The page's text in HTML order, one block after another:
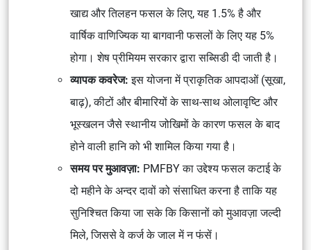
खाद्य और तिलहन फसल के लिए, यह 1.5% है और
वार्षिक वाणिज्यिक या बागवानी फसलों के लिए यह 5%
होगा। शेष प्रीमियम सरकार द्वारा सब्सिडी दी जाती है।
व्यापक कवरेज: इस योजना में प्राकृतिक आपदाओं (सूखा,
बाढ़), कीटों और बीमारियों के साथ-साथ ओलावृष्टि और
भूस्खलन जैसे स्थानीय जोखिमों के कारण फसल के बाद
होने वाली हानि को भी शामिल किया गया है।
समय पर मुआवज़ा: PMFBY का उद्देश्य फसल कटाई के
दो महीने के अन्दर दावों को संसाधित करना है ताकि यह
सुनिश्चित किया जा सके कि किसानों को मुआवज़ा जल्दी
मिले, जिससे वे कर्ज के जाल में न फंसें।